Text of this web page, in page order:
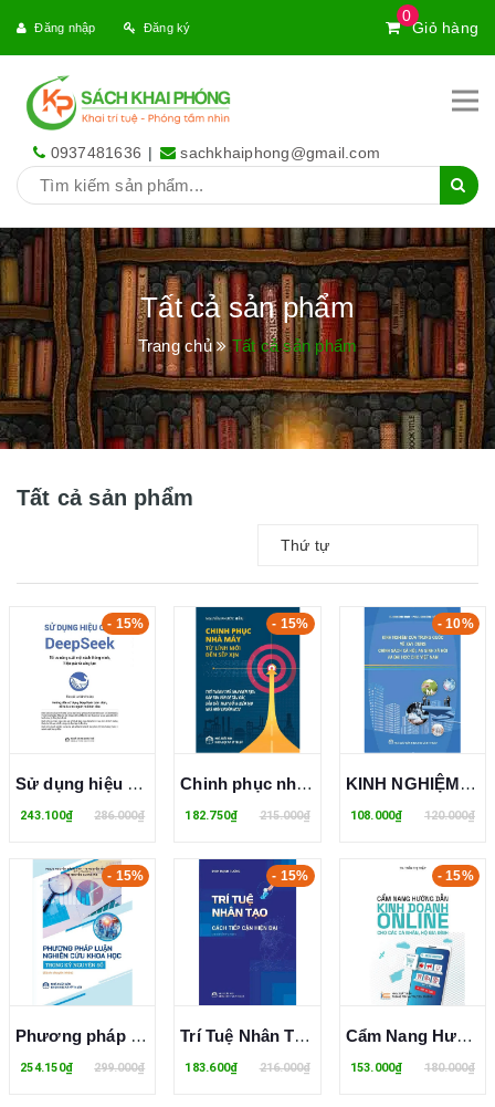
0
Giỏ hàng
Đăng nhập Đăng ký
0937481636 | sachkhaiphong@gmail.com
Tất cả sản phẩm
Trang chủ Tất cả sản phẩm
Tất cả sản phẩm
Thứ tự
- 15%
Sử dụng hiệu quả DeepSeek Tối ưu năng suất một cách thông minh, hiệu quả và sáng tạo - Lư Sâm Hoàng
243.100₫ 286.000₫
- 15%
Chinh phục nhà máy từ lính mới đến sếp xịn - Trở thành thủ lĩnh kiến tạo: Đập tan vấn đề tận gốc, dẫn dắt thay đổi & kiến tạo nhà máy chuẩn WCM
182.750₫ 215.000₫
- 10%
KINH NGHIỆM CỦA TRUNG QUỐC VỀ XÂY DỰNG CHÍNH SÁCH XÃ HỘI, AN SINH XÃ HỘI VÀ BÀI HỌC CHO VIỆT NAM
108.000₫ 120.000₫
- 15%
Phương pháp luận nghiên cứu khoa học trong kỷ nguyên số - Nguyễn Đăng Tính; Nguyễn Trịnh Chung (đồng chủ biên)
254.150₫ 299.000₫
- 15%
Trí Tuệ Nhân Tạo – Cách Tiếp Cận Hiện Đại - Đinh Mạnh Tường
183.600₫ 216.000₫
- 15%
Cẩm Nang Hướng Dẫn Kinh Doanh Online Cho Các Cá Nhân, Hộ Gia Đình - TS. Trần Thị Thập
153.000₫ 180.000₫